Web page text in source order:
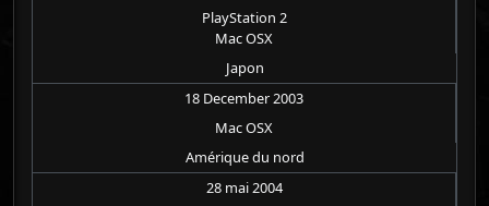
PlayStation 2
Mac OSX
Japon
18 December 2003
Mac OSX
Amérique du nord
28 mai 2004